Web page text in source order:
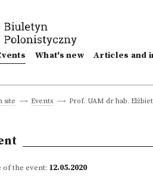
What's new Articles and
site Events Prof. UAM dr hab.
of the event: 12.05.2020